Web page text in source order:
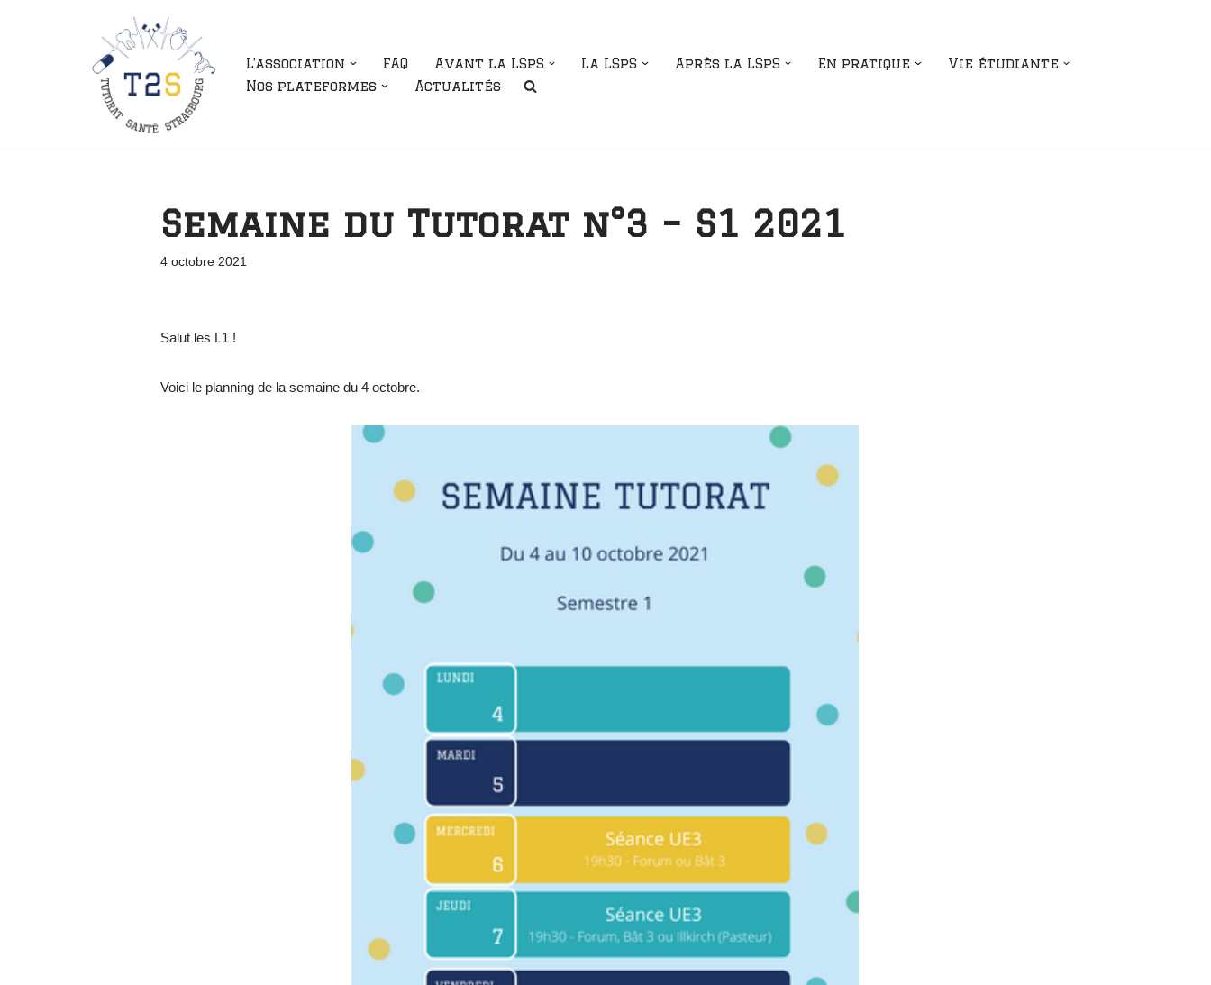
L’association FAQ Avant la LSpS La LSpS Après la LSpS En pratique
Vie étudiante
Nos plateformes
Actualités
Semaine du Tutorat n°3 – S1 2021
4 octobre 2021
Salut les L1 !
Voici le planning de la semaine du 4 octobre.